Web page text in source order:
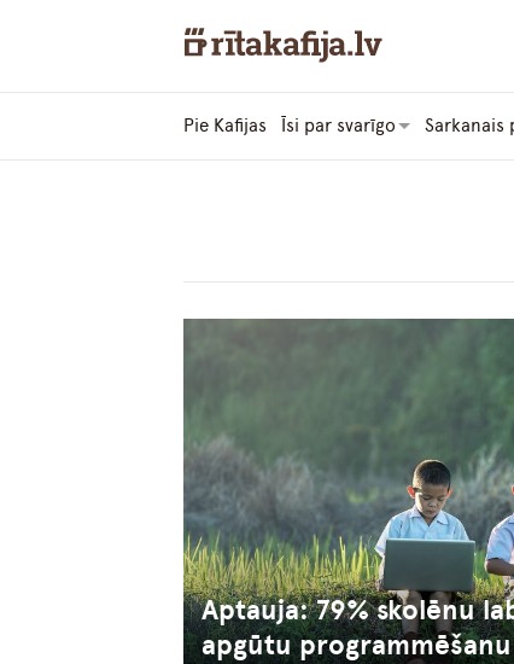
Pie Kafijas Īsi par svarīgo Sarkanais
Aptauja: 79% skolēnu
apgūtu programmēšanu